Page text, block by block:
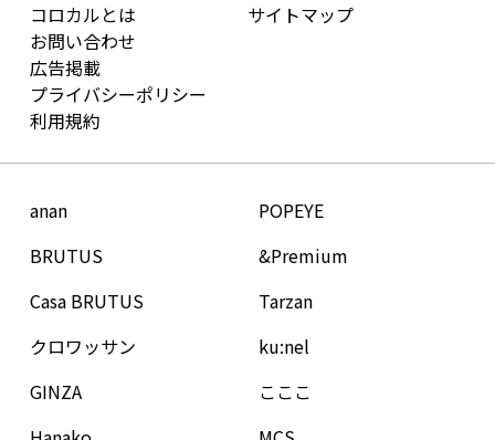
コロカルとは
お問い合わせ
広告掲載
プライバシーポリシー
利用規約
サイトマップ
anan
BRUTUS
Casa BRUTUS
クロワッサン
GINZA
POPEYE
&Premium
Tarzan
ku:nel
こここ